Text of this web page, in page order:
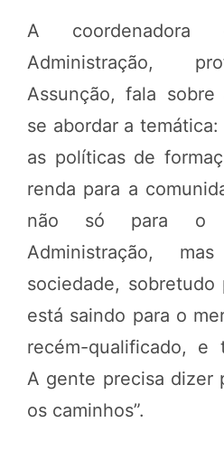
A
Administração,
Assunção, fala
se abordar a
as políticas de
renda para a
não só para o
Administração,
sociedade,
está saindo para o
recém-qualificado, e
A gente precisa dizer
os caminhos”.